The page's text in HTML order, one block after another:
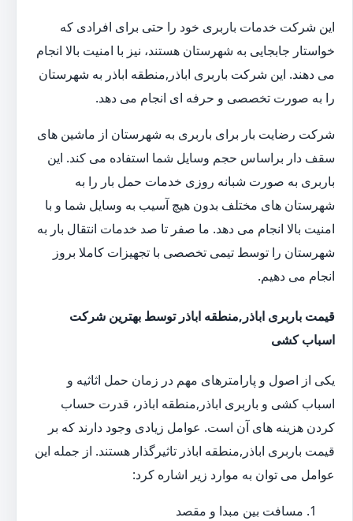
این شرکت خدمات باربری خود را حتی برای افرادی که
خواستار جابجایی به شهرستان هستند، نیز با امنیت بالا انجام
می دهند. این شرکت باربری اباذر,منطقه اباذر به شهرستان
را به صورت تخصصی و حرفه ای انجام می دهد.
شرکت رضایت بار برای باربری به شهرستان از ماشین های
سقف دار براساس حجم وسایل شما استفاده می کند. این
باربری به صورت شبانه روزی خدمات حمل بار را به
شهرستان های مختلف بدون هیچ آسیب به وسایل شما و با
امنیت بالا انجام می دهد. ما صفر تا صد خدمات انتقال بار به
شهرستان را توسط تیمی تخصصی با تجهیزات کاملا بروز
انجام می دهیم.
قیمت باربری اباذر,منطقه اباذر توسط بهترین شرکت
اسباب کشی
یکی از اصول و پارامترهای مهم در زمان حمل اثاثیه و
اسباب کشی و باربری اباذر,منطقه اباذر، قدرت حساب
کردن هزینه های آن است. عوامل زیادی وجود دارند که بر
قیمت باربری اباذر,منطقه اباذر تاثیرگذار هستند. از جمله این
عوامل می توان به موارد زیر اشاره کرد:
مسافت بین مبدا و مقصد